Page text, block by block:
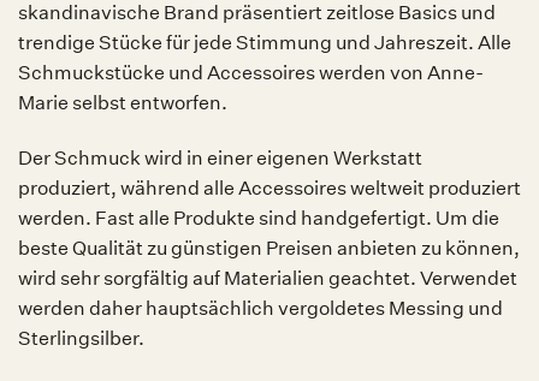
skandinavische Brand präsentiert zeitlose Basics und
trendige Stücke für jede Stimmung und Jahreszeit. Alle
Schmuckstücke und Accessoires werden von Anne-
Marie selbst entworfen.
Der Schmuck wird in einer eigenen Werkstatt
produziert, während alle Accessoires weltweit produziert
werden. Fast alle Produkte sind handgefertigt. Um die
beste Qualität zu günstigen Preisen anbieten zu können,
wird sehr sorgfältig auf Materialien geachtet. Verwendet
werden daher hauptsächlich vergoldetes Messing und
Sterlingsilber.